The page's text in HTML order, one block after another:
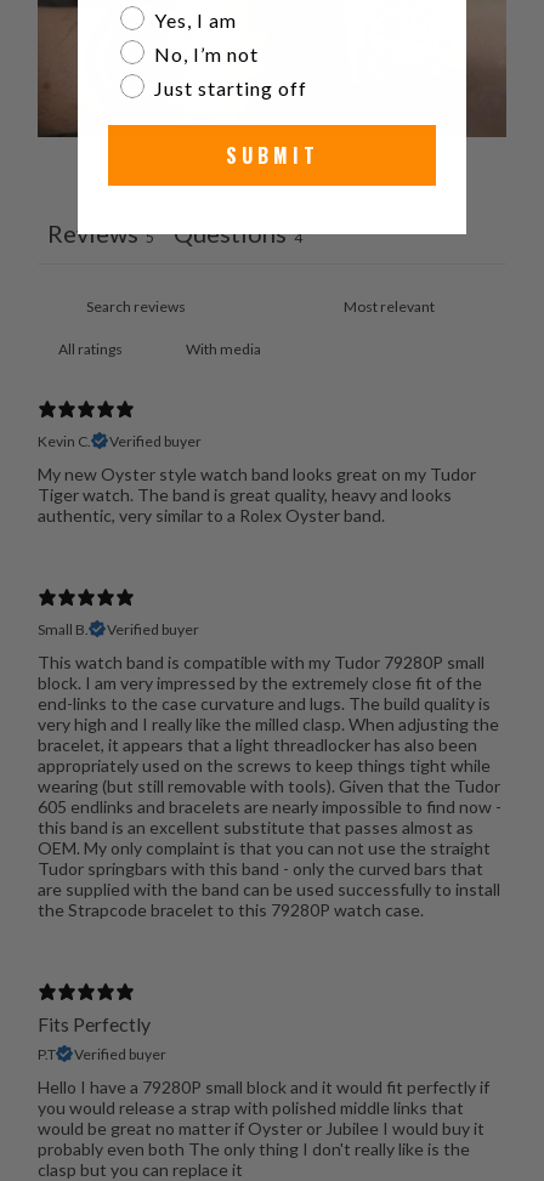
Reviews 5 Questions 4
With media
Kevin C. Verified buyer
My new Oyster style watch band looks great on my Tudor
Tiger watch. The band is great quality, heavy and looks
Small B. Verified buyer
This watch band is compatible with my Tudor 79280P small
block. I am very impressed by the extremely close fit of the
end-links to the case curvature and lugs. The build quality is
very high and I really like the milled clasp. When adjusting the
bracelet, it appears that a light threadlocker has also been
appropriately used on the screws to keep things tight while
wearing (but still removable with tools). Given that the Tudor
605 endlinks and bracelets are nearly impossible to find now -
this band is an excellent substitute that passes almost as
OEM. My only complaint is that you can not use the straight
Tudor springbars with this band - only the curved bars that
are supplied with the band can be used successfully to install
the Strapcode bracelet to this 79280P watch case.
Fits Perfectly
P.T Verified buyer
Hello I have a 79280P small block and it would fit perfectly if
you would release a strap with polished middle links that
would be great no matter if Oyster or Jubilee I would buy it
probably even both The only thing I don't really like is the
clasp but you can replace it
Are you a watch collector?
Yes, I am
No, I’m not
Just starting off
SUBMIT